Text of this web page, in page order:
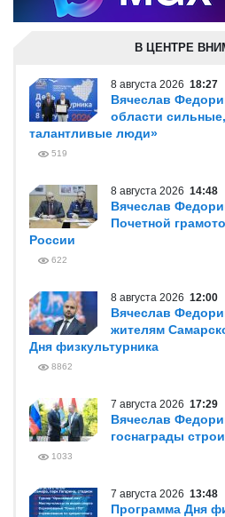
В ЦЕНТРЕ
8 августа 2026 18:27
Вячеслав
области
талантливые люди»
519
8 августа 2026 14:48
Вячеслав
Почетной
России
622
8 августа 2026 12:00
Вячеслав
жителям
Дня физкультурника
8862
7 августа 2026 17:29
Вячеслав
госнаграды
1033
7 августа 2026 13:48
Программа Дня